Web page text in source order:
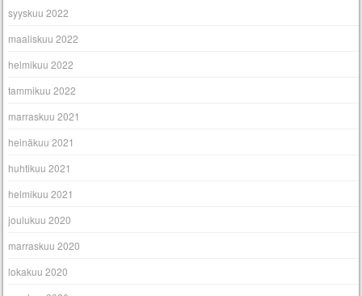
syyskuu 2022
maaliskuu 2022
helmikuu 2022
tammikuu 2022
marraskuu 2021
heinäkuu 2021
huhtikuu 2021
helmikuu 2021
joulukuu 2020
marraskuu 2020
lokakuu 2020